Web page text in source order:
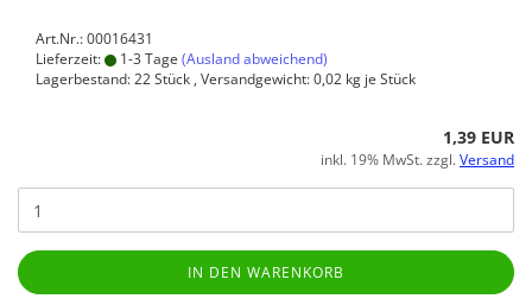
Art.Nr.: 00016431
Lieferzeit:
1-3 Tage (Ausland abweichend)
Lagerbestand: 22 Stück , Versandgewicht:0,02 kg je Stück
1,39 EUR
inkl. 19% MwSt. zzgl.Versand
IN DEN WARENKORB